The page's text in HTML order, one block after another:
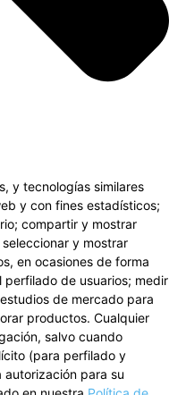
y tecnologías similares
y con fines estadísticos;
compartir y mostrar
y mostrar
en ocasiones de forma
de usuarios; medir
de mercado para
productos. Cualquier
salvo cuando
(para perfilado y
para su